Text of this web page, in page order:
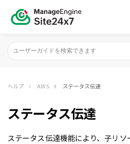
ヘルプ AWS ステータス伝達
ステータス伝達
ステータス伝達機能により、子リ